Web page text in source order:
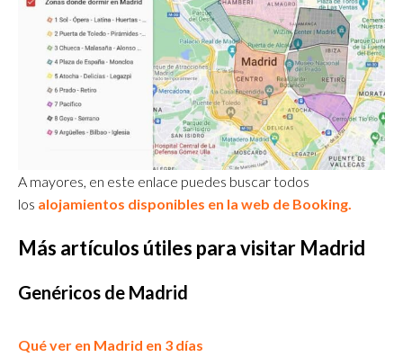
A mayores, en este enlace puedes buscar todos
los alojamientos disponibles en la web de Booking.
Más artículos útiles para visitar Madrid
Genéricos de Madrid
Qué ver en Madrid en 3 días